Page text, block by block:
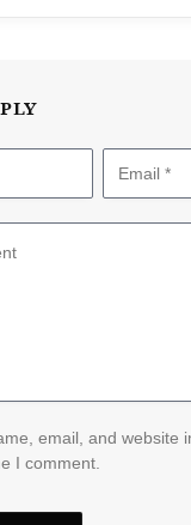
email, and website
I comment.